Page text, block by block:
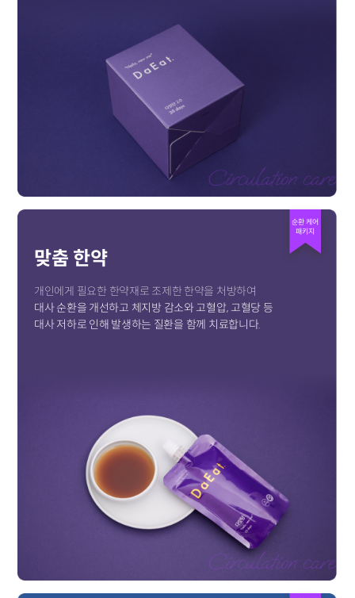
순환 케어
패키지
맞춤 한약
개인에게 필요한 한약재로 조제한 한약을 처방하여
대사 순환을 개선하고 체지방 감소와 고혈압, 고혈당 등
대사 저하로 인해 발생하는 질환을 함께 치료합니다.